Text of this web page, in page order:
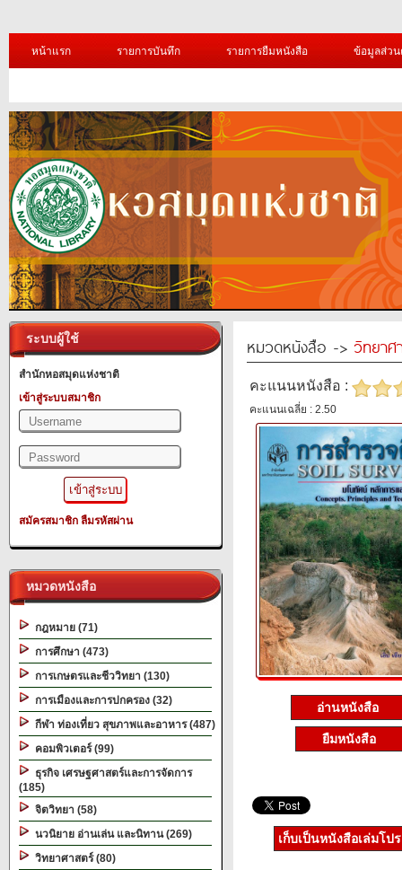
หน้าแรก รายการบันทึก รายการยืมหนังสือ ข้อมูลส่ว
ระบบผู้ใช้
สำนักหอสมุดแห่งชาติ
เข้าสู่ระบบสมาชิก
สมัครสมาชิก ลืมรหัสผ่าน
หมวดหนังสือ
กฎหมาย (71)
การศึกษา (473)
การเกษตรและชีววิทยา (130)
การเมืองและการปกครอง (32)
กีฬา ท่องเที่ยว สุขภาพและอาหาร (487)
คอมพิวเตอร์ (99)
ธุรกิจ เศรษฐศาสตร์และการจัดการ
(185)
จิตวิทยา (58)
นวนิยาย อ่านเล่น และนิทาน (269)
วิทยาศาสตร์ (80)
หมวดหนังสือ -> วิทยาศ
คะแนนหนังสือ :
คะแนนเฉลี่ย : 2.50
อ่านหนังสือ
ยืมหนังสือ
เก็บเป็นหนังสือเล่มโป